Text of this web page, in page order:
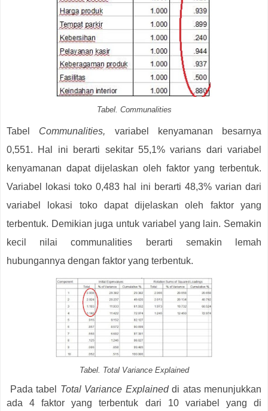
Tabel. Communalities
Tabel Communalities, variabel kenyamanan besarnya
0,551. Hal ini berarti sekitar 55,1% varians dari variabel
kenyamanan dapat dijelaskan oleh faktor yang terbentuk.
Variabel lokasi toko 0,483 hal ini berarti 48,3% varian dari
variabel lokasi toko dapat dijelaskan oleh faktor yang
terbentuk. Demikian juga untuk variabel yang lain. Semakin
kecil nilai communalities berarti semakin lemah
hubungannya dengan faktor yang terbentuk.
Tabel. Total Variance Explained
Pada tabel Total Variance Explained di atas menunjukkan
ada 4 faktor yang terbentuk dari 10 variabel yang di